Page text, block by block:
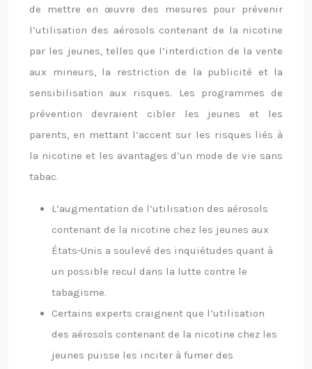
de mettre en œuvre des mesures pour prévenir
l’utilisation des aérosols contenant de la nicotine
par les jeunes, telles que l’interdiction de la vente
aux mineurs, la restriction de la publicité et la
sensibilisation aux risques. Les programmes de
prévention devraient cibler les jeunes et les
parents, en mettant l’accent sur les risques liés à
la nicotine et les avantages d’un mode de vie sans
tabac.
L’augmentation de l’utilisation des aérosols
contenant de la nicotine chez les jeunes aux
États-Unis a soulevé des inquiétudes quant à
un possible recul dans la lutte contre le
tabagisme.
Certains experts craignent que l’utilisation
des aérosols contenant de la nicotine chez les
jeunes puisse les inciter à fumer des